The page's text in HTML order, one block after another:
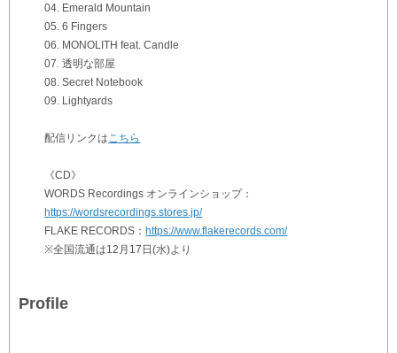
04. Emerald Mountain
05. 6 Fingers
06. MONOLITH feat. Candle
07. 透明な部屋
08. Secret Notebook
09. Lightyards
配信リンクは こちら
《CD》
WORDS Recordings オンラインショップ：
https://wordsrecordings.stores.jp/
FLAKE RECORDS：https://www.flakerecords.com/
※全国流通は12月17日(水)より
Profile